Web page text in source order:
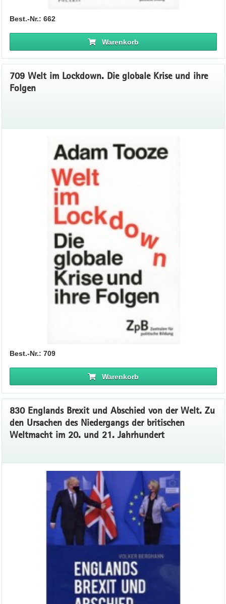
Best.-Nr.: 662
Warenkorb
709 Welt im Lockdown. Die globale Krise und ihre
Folgen
Best.-Nr.: 709
Warenkorb
830 Englands Brexit und Abschied von der Welt. Zu
den Ursachen des Niedergangs der britischen
Weltmacht im 20. und 21. Jahrhundert